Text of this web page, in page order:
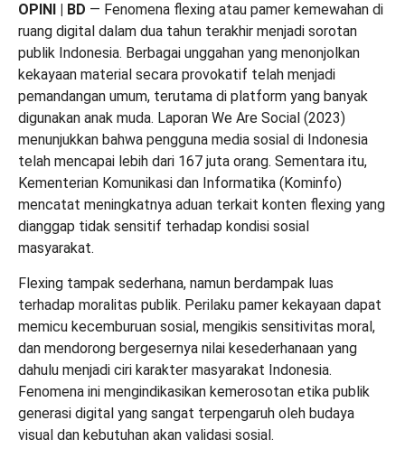
OPINI | BD — Fenomena flexing atau pamer kemewahan di
ruang digital dalam dua tahun terakhir menjadi sorotan
publik Indonesia. Berbagai unggahan yang menonjolkan
kekayaan material secara provokatif telah menjadi
pemandangan umum, terutama di platform yang banyak
digunakan anak muda. Laporan We Are Social (2023)
menunjukkan bahwa pengguna media sosial di Indonesia
telah mencapai lebih dari 167 juta orang. Sementara itu,
Kementerian Komunikasi dan Informatika (Kominfo)
mencatat meningkatnya aduan terkait konten flexing yang
dianggap tidak sensitif terhadap kondisi sosial
masyarakat.
Flexing tampak sederhana, namun berdampak luas
terhadap moralitas publik. Perilaku pamer kekayaan dapat
memicu kecemburuan sosial, mengikis sensitivitas moral,
dan mendorong bergesernya nilai kesederhanaan yang
dahulu menjadi ciri karakter masyarakat Indonesia.
Fenomena ini mengindikasikan kemerosotan etika publik
generasi digital yang sangat terpengaruh oleh budaya
visual dan kebutuhan akan validasi sosial.